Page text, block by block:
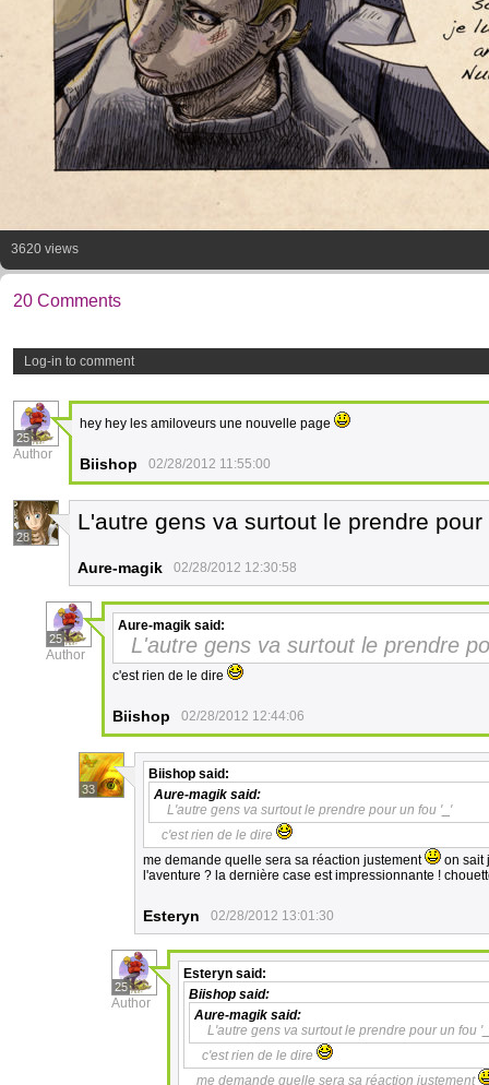
3620 views
20 Comments
Log-in to comment
25
Author
hey hey les amiloveurs une nouvelle page
Biishop 02/28/2012 11:55:00
28
L'autre gens va surtout le prendre pour
Aure-magik 02/28/2012 12:30:58
25
Author
Aure-magik said:
L'autre gens va surtout le prendre
c'est rien de le dire
Biishop 02/28/2012 12:44:06
33
Biishop said:
Aure-magik said:
L'autre gens va surtout le prendre pour un fou '_ '
c'est rien de le dire
me demande quelle sera sa réaction justement
on sait
l'aventure ? la dernière case est impressionnante !
Esteryn 02/28/2012 13:01:30
25
Author
Esteryn said:
Biishop said:
Aure-magik said:
L'autre gens va surtout le prendre pour un fou '_
c'est rien de le dire
me demande quelle sera sa réaction justement